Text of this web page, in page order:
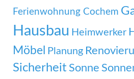
Ferienwohnung Cochem
Hausbau Heimwerker
Möbel Planung
Sicherheit Sonne